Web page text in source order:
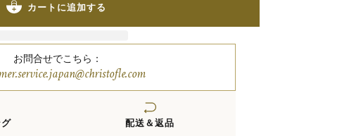
カートに追加する
お問合せでこちら：
配送＆返品